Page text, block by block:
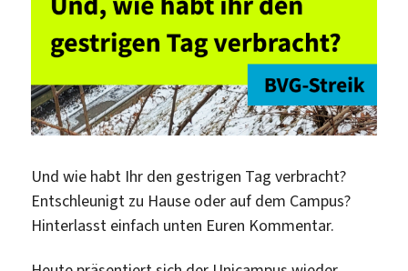
Und wie habt Ihr den gestrigen Tag verbracht?
Entschleunigt zu Hause oder auf dem Campus?
Hinterlasst einfach unten Euren Kommentar.